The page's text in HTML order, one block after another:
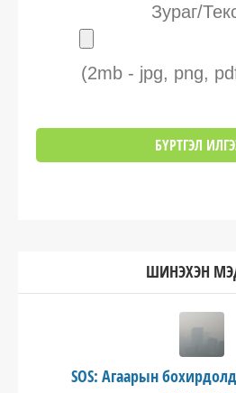
Зураг/
(2mb - jpg, png,
ШИНЭХЭН
SOS: Агаарын